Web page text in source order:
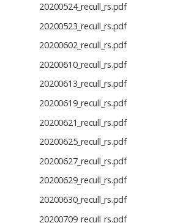
20200524_recull_rs.pdf
20200523_recull_rs.pdf
20200602_recull_rs.pdf
20200610_recull_rs.pdf
20200613_recull_rs.pdf
20200619_recull_rs.pdf
20200621_recull_rs.pdf
20200625_recull_rs.pdf
20200627_recull_rs.pdf
20200629_recull_rs.pdf
20200630_recull_rs.pdf
20200709_recull_rs.pdf